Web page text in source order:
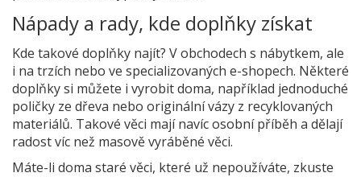
Nápady a rady, kde doplňky získat
Kde takové doplňky najít? V obchodech s nábytkem, ale
i na trzích nebo ve specializovaných e-shopech. Některé
doplňky si můžete i vyrobit doma, například jednoduché
poličky ze dřeva nebo originální vázy z recyklovaných
materiálů. Takové věci mají navíc osobní příběh a dělají
radost víc než masově vyráběné věci.
Máte-li doma staré věci, které už nepoužíváte, zkuste